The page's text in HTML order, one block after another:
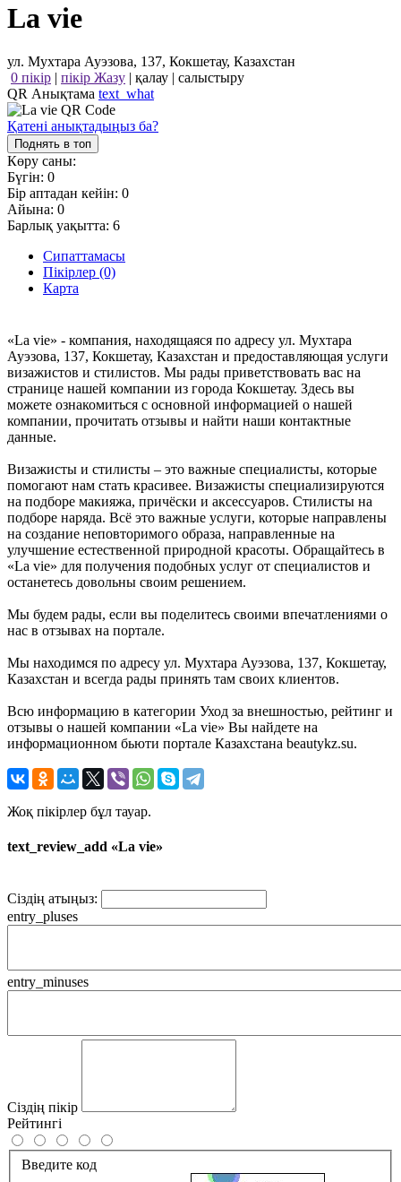
La vie
ул. Мухтара Ауэзова, 137, Кокшетау, Казахстан
0 пікір | пікір Жазу | қалау | салыстыру
QR Анықтама text_what
Қатені анықтадыңыз ба?
Поднять в топ
Көру саны:
Бүгін: 0
Бір аптадан кейін: 0
Айына: 0
Барлық уақытта: 6
Сипаттамасы
Пікірлер (0)
Карта
«La vie» - компания, находящаяся по адресу ул. Мухтара
Ауэзова, 137, Кокшетау, Казахстан и предоставляющая услуги
визажистов и стилистов. Мы рады приветствовать вас на
странице нашей компании из города Кокшетау. Здесь вы
можете ознакомиться с основной информацией о нашей
компании, прочитать отзывы и найти наши контактные
данные.
Визажисты и стилисты – это важные специалисты, которые
помогают нам стать красивее. Визажисты специализируются
на подборе макияжа, причёски и аксессуаров. Стилисты на
подборе наряда. Всё это важные услуги, которые направлены
на создание неповторимого образа, направленные на
улучшение естественной природной красоты. Обращайтесь в
«La vie» для получения подобных услуг от специалистов и
останетесь довольны своим решением.
Мы будем рады, если вы поделитесь своими впечатлениями о
нас в отзывах на портале.
Мы находимся по адресу ул. Мухтара Ауэзова, 137, Кокшетау,
Казахстан и всегда рады принять там своих клиентов.
Всю информацию в категории Уход за внешностью, рейтинг и
отзывы о нашей компании «La vie» Вы найдете на
информационном бьюти портале Казахстана beautykz.su.
Жоқ пікірлер бұл тауар.
text_review_add «La vie»
Сіздің атыңыз:
entry_pluses
entry_minuses
Сіздің пікір
Рейтингі
Введите код